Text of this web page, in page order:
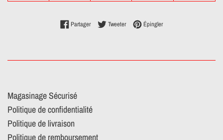
PartagerPartager sur Facebook
TweeterTweeter sur Twitter
ÉpinglerÉpingler sur Pinterest
Magasinage Sécurisé
Politique de confidentialité
Politique de livraison
Politique de remboursement